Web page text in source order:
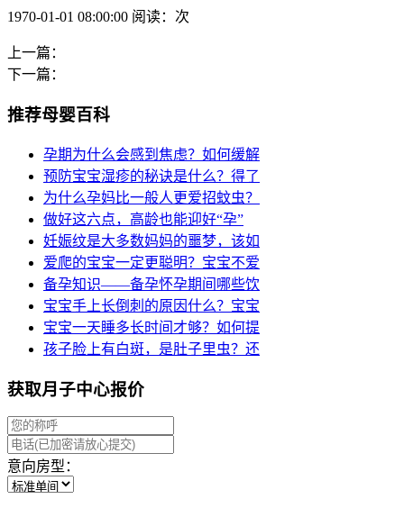
1970-01-01 08:00:00 阅读：次
上一篇：
下一篇：
推荐母婴百科
孕期为什么会感到焦虑？如何缓解
预防宝宝湿疹的秘诀是什么？得了
为什么孕妈比一般人更爱招蚊虫？
做好这六点，高龄也能迎好“孕”
妊娠纹是大多数妈妈的噩梦，该如
爱爬的宝宝一定更聪明？宝宝不爱
备孕知识——备孕怀孕期间哪些饮
宝宝手上长倒刺的原因什么？宝宝
宝宝一天睡多长时间才够？如何提
孩子脸上有白斑，是肚子里虫？还
获取月子中心报价
意向房型：